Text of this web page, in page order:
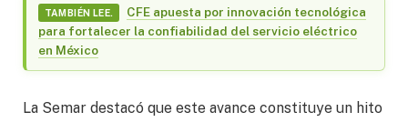
TAMBIÉN LEE.
CFE apuesta por innovación tecnológica
para fortalecer la confiabilidad del servicio eléctrico
en México
La Semar destacó que este avance constituye un hito